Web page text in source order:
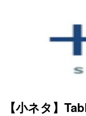
【小ネタ】